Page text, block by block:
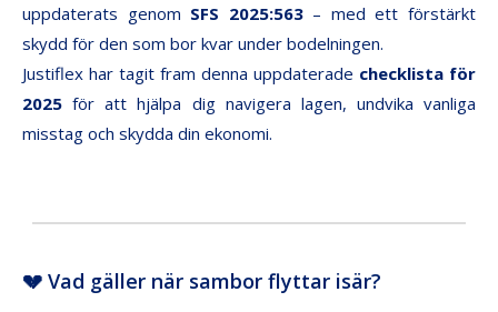
uppdaterats genom SFS 2025:563– med ett förstärkt
skydd för den som bor kvar under bodelningen.
Justiflex har tagit fram denna uppdaterade checklista för
2025 för att hjälpa dig navigera lagen, undvika vanliga
misstag och skydda din ekonomi.
💔 Vad gäller när sambor flyttar isär?